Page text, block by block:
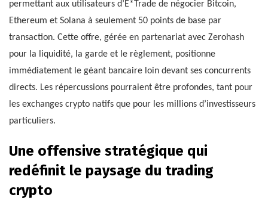
permettant aux utilisateurs d’E*Trade de négocier Bitcoin,
Ethereum et Solana à seulement 50 points de base par
transaction. Cette offre, gérée en partenariat avec Zerohash
pour la liquidité, la garde et le règlement, positionne
immédiatement le géant bancaire loin devant ses concurrents
directs. Les répercussions pourraient être profondes, tant pour
les exchanges crypto natifs que pour les millions d’investisseurs
particuliers.
Une offensive stratégique qui
redéfinit le paysage du trading
crypto